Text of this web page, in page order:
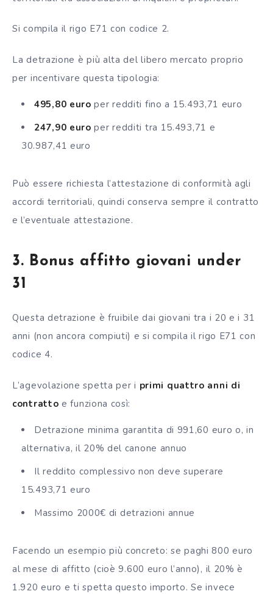
Si compila il rigo E71 con codice 2.
La detrazione è più alta del libero mercato proprio
per incentivare questa tipologia:
495,80 euro per redditi fino a 15.493,71 euro
247,90 euro per redditi tra 15.493,71 e
30.987,41 euro
Può essere richiesta l’attestazione di conformità agli
accordi territoriali, quindi conserva sempre il contratto
e l’eventuale attestazione.
3. Bonus affitto giovani under
31
Questa detrazione è fruibile dai giovani tra i 20 e i 31
anni (non ancora compiuti) e si compila il rigo E71 con
codice 4.
L’agevolazione spetta per i primi quattro anni di
contratto e funziona così:
Detrazione minima garantita di 991,60 euro o, in
alternativa, il 20% del canone annuo
Il reddito complessivo non deve superare
15.493,71 euro
Massimo 2000€ di detrazioni annue
Facendo un esempio più concreto: se paghi 800 euro
al mese di affitto (cioè 9.600 euro l’anno), il 20% è
1.920 euro e ti spetta questo importo. Se invece